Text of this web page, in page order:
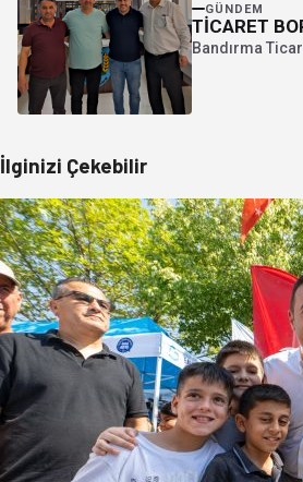
GÜNDEM
TİCARET
Bandırma
İlginizi Çekebilir